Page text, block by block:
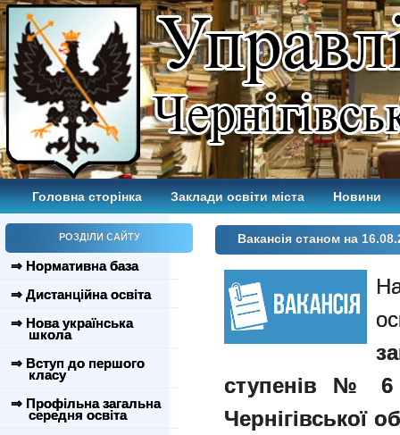
Головна сторінка Заклади освіти міста Новини
РОЗДІЛИ САЙТУ
⇒ Нормативна база
⇒ Дистанційна освіта
⇒ Нова українська
школа
⇒ Вступ до першого
класу
⇒ Профільна загальна
середня освіта
Вакансія станом на
ступенів № 6
Чернігівської